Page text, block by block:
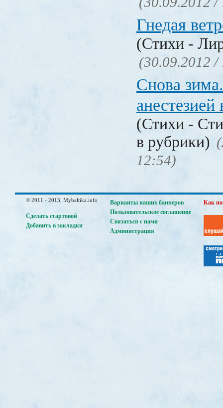
Гнедая
(Стихи -
(30.09.2012 /
Снова
анестезией
(Стихи -
в рубрики)
12:54)
© 2011 - 2013, Mybaltika.info
Сделать стартовой
Добавить в закладки
Варианты наших баннеров
Пользовательское соглашение
Связаться с нами
Администрация
Как